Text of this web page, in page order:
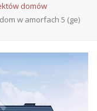
domów
dom w amorfach 5 (ge)